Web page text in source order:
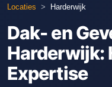
Locaties > Harderwijk
Dak- en
Harderwijk:
Expertise